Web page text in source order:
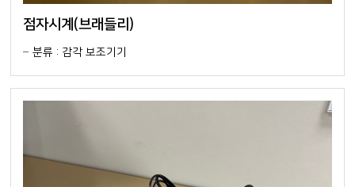
점자시계(브래들리)
분류 : 감각 보조기기